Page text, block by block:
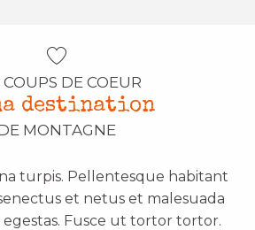
COUPS DE COEUR
destination
MONTAGNE
turpis. Pellentesque habitant
et netus et malesuada
egestas. Fusce ut tortor tortor.